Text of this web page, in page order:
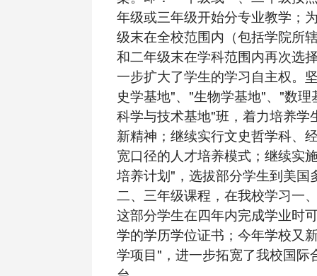
年级或三年级开始分专业教学；
级末在全校范围内（包括学院所
和二年级末在学科范围内再次选
一步扩大了学生的学习自主权。
史学基地"、"生物学基地"、"数
科学与技术基地"班，着力培养学
新精神；继续实行文史哲学科、
宽口径的人才培养模式；继续实
培养计划"，选拔部分学生到美国
二、三年级课程，在我校学习一
这部分学生在四年内完成学业时
学的学历学位证书；今年学校又
学项目"，进一步拓宽了我校国际